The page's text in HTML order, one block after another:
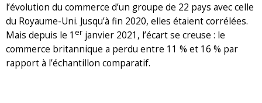
l’évolution du commerce d’un groupe de 22 pays avec celle
du Royaume-Uni. Jusqu’à fin 2020, elles étaient corrélées.
Mais depuis le 1 er janvier 2021, l’écart se creuse : le
commerce britannique a perdu entre 11 % et 16 % par
rapport à l’échantillon comparatif.